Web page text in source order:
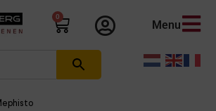
0
Menu